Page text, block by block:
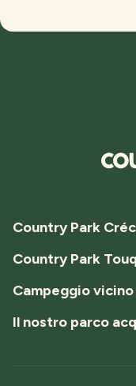
Country Park
Country Park
Campeggio vicino
Il nostro parco